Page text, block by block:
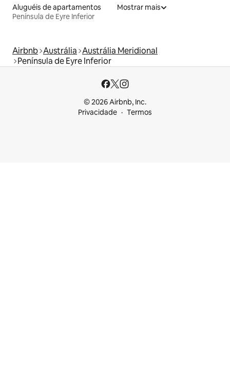
Aluguéis de apartamentos
Península de Eyre Inferior
Mostrar mais
Airbnb Austrália Austrália Meridional
Península de Eyre Inferior
© 2026 Airbnb, Inc.
Privacidade
Termos